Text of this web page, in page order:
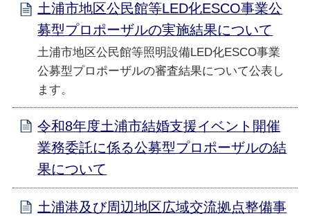
土浦市地区公民館等LED化ESCO事業公
募型プロポーザルの実施結果について
土浦市地区公民館等照明設備LED化ESCO事業
公募型プロポーザルの審査結果について公表し
ます。
令和8年度土浦市結婚支援イベント開催
業務委託に係る公募型プロポーザルの結
果について
土浦港及び周辺地区広域交流拠点整備事